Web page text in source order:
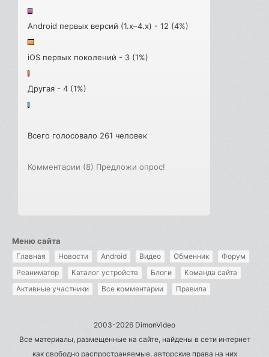
Android первых версий (1.x–4.x) - 12 (4%)
iOS первых поколений - 3 (1%)
Другая - 4 (1%)
Всего голосовало 261 человек
Комментарии (8) Предложи опрос!
Меню сайта
Главная Новости Android Видео Обменник
Форум
Реаниматор
Каталог устройств Блоги
Команда сайта
Активные участники
Все комментарии Правила
2003-2026 DimonVideo
Все материалы, размещенные на сайте, найдены в сети интернет
как свободно распространяемые, авторские права на них